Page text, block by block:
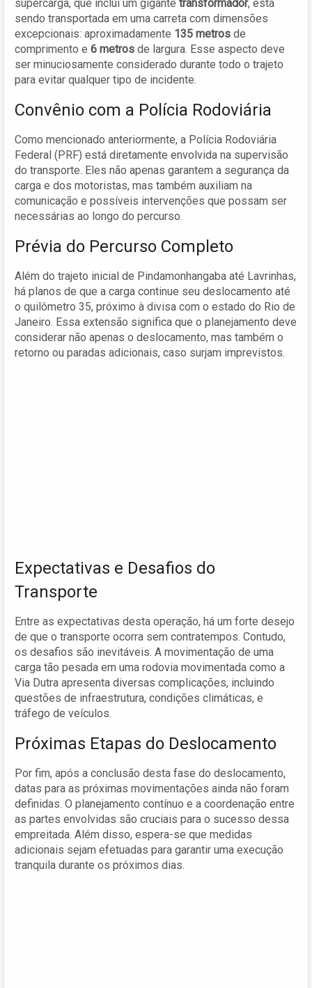
supercarga, que inclui um gigante transformador, está
sendo transportada em uma carreta com dimensões
excepcionais: aproximadamente 135 metros de
comprimento e 6 metros de largura. Esse aspecto deve
ser minuciosamente considerado durante todo o trajeto
para evitar qualquer tipo de incidente.
Convênio com a Polícia Rodoviária
Como mencionado anteriormente, a Polícia Rodoviária
Federal (PRF) está diretamente envolvida na supervisão
do transporte. Eles não apenas garantem a segurança da
carga e dos motoristas, mas também auxiliam na
comunicação e possíveis intervenções que possam ser
necessárias ao longo do percurso.
Prévia do Percurso Completo
Além do trajeto inicial de Pindamonhangaba até Lavrinhas,
há planos de que a carga continue seu deslocamento até
o quilômetro 35, próximo à divisa com o estado do Rio de
Janeiro. Essa extensão significa que o planejamento deve
considerar não apenas o deslocamento, mas também o
retorno ou paradas adicionais, caso surjam imprevistos.
Expectativas e Desafios do
Transporte
Entre as expectativas desta operação, há um forte desejo
de que o transporte ocorra sem contratempos. Contudo,
os desafios são inevitáveis. A movimentação de uma
carga tão pesada em uma rodovia movimentada como a
Via Dutra apresenta diversas complicações, incluindo
questões de infraestrutura, condições climáticas, e
tráfego de veículos.
Próximas Etapas do Deslocamento
Por fim, após a conclusão desta fase do deslocamento,
datas para as próximas movimentações ainda não foram
definidas. O planejamento contínuo e a coordenação entre
as partes envolvidas são cruciais para o sucesso dessa
empreitada. Além disso, espera-se que medidas
adicionais sejam efetuadas para garantir uma execução
tranquila durante os próximos dias.